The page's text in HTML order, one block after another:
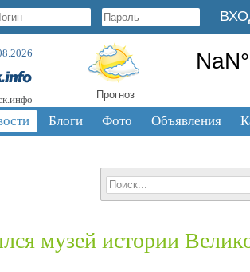
Прогноз
Блоги Фото Объявления
музей истории